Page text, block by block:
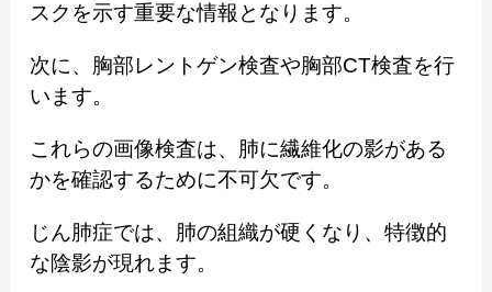
スクを示す重要な情報となります。
次に、胸部レントゲン検査や胸部CT検査を行
います。
これらの画像検査は、肺に繊維化の影がある
かを確認するために不可欠です。
じん肺症では、肺の組織が硬くなり、特徴的
な陰影が現れます。